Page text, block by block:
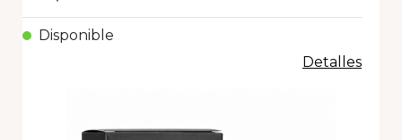
Disponible
Detalles